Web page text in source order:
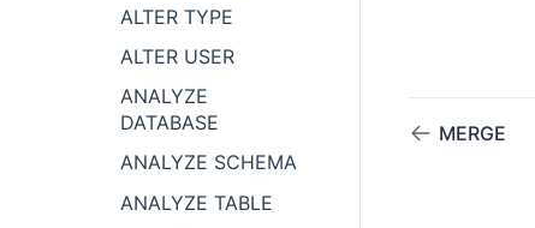
ALTER TYPE
ALTER USER
ANALYZE
DATABASE
ANALYZE SCHEMA
ANALYZE TABLE
MERGE